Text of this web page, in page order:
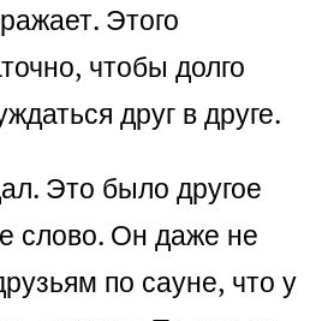
Этого
чтобы долго
друг в друге.
Это было другое
слово. Он даже не
по сауне, что у